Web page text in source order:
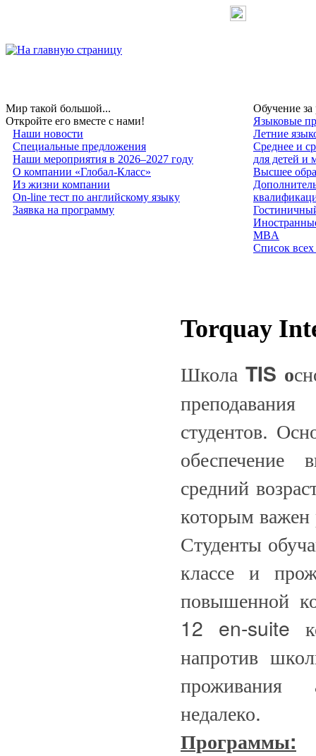
Мир такой большой...
Откройте его вместе с нами!
Наши новости
Специальные предложения
Наши мероприятия в 2026–2027 году
О компании «Глобал-Класс»
Из жизни компании
On-line тест по английскому языку
Заявка на программу
Обучение
Языковые
Летние
Среднее и
для детей и
Высшее
MBA
Список
Torquay
Школа TIS о
студентов.
обеспечение
средний
которым важен
Студенты
классе и
повышенной
12 en-suite
напротив
проживания
недалеко.
Программы: